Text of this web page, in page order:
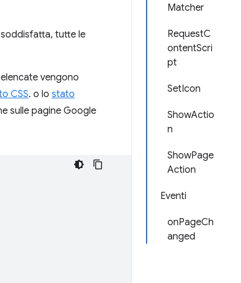
Matcher
RequestC
ontentScri
pt
SetIcon
ShowActio
n
ShowPage
Action
Eventi
onPageCh
anged
tutte le
vengono
CSS. o lo stato
sulle pagine Google